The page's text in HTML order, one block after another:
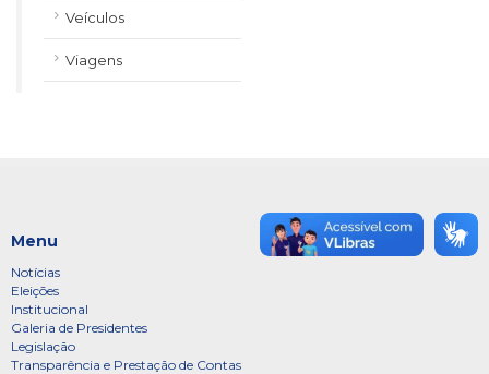
Veículos
Viagens
Menu
Notícias
Eleições
Institucional
Galeria de Presidentes
Legislação
Transparência e Prestação de Contas